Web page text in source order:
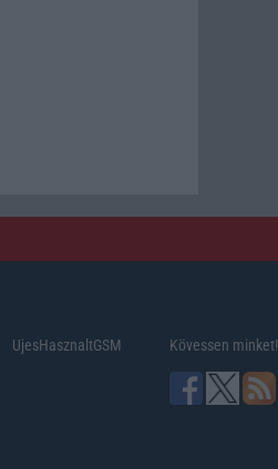
UjesHasznaltGSM Kövessen minket!